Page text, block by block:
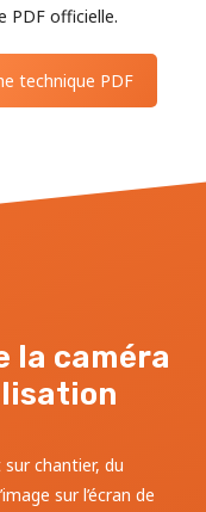
PDF officielle.
technique PDF
la caméra
chantier, du
sur l’écran de